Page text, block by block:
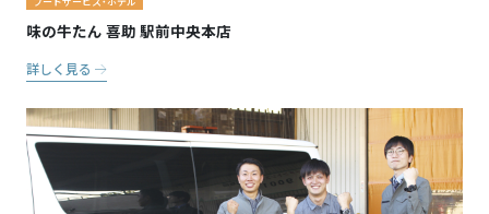
味の牛たん 喜助 駅前中央本店
詳しく見る